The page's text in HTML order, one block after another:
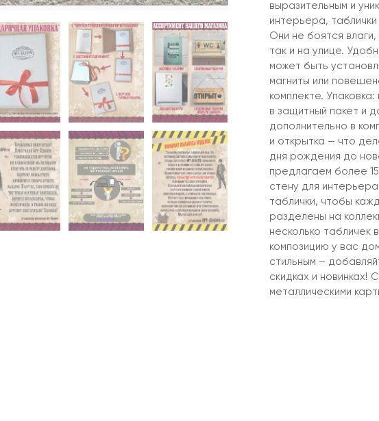
выразительным и
интерьера,
Они не боятся
так и на улице.
может быть
магниты или
комплекте.
в защитный пакет и
дополнительно в
и открытка — что
дня рождения до
предлагаем более
стену для
таблички, чтобы
разделены на
несколько табличек
композицию у вас
стильным –
скидках и
металлическими